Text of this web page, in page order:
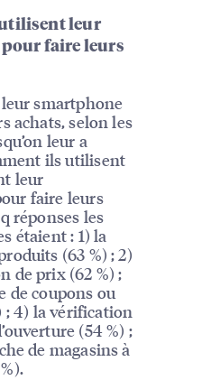
utilisent leur
faire leurs
smartphone
achats, selon les
leur a
ils utilisent
leur
faire leurs
réponses les
étaient : 1) la
(63 %) ; 2)
de prix (62 %) ;
de coupons ou
; 4) la vérification
(54 %) ;
de magasins à